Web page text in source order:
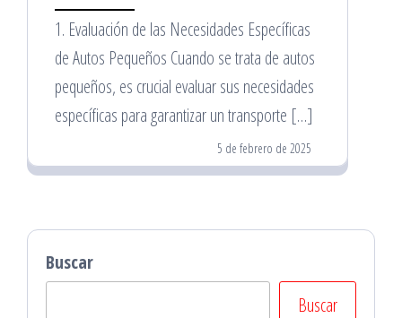
1. Evaluación de las Necesidades Específicas
de Autos Pequeños Cuando se trata de autos
pequeños, es crucial evaluar sus necesidades
específicas para garantizar un transporte […]
5 de febrero de 2025
Buscar
Buscar